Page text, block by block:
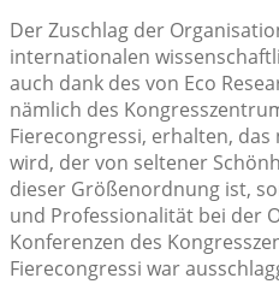
Der Zuschlag der
internationalen
auch dank des von Eco
nämlich des
Fierecongressi, erhalten,
wird, der von seltener
dieser Größenordnung ist,
und Professionalität bei der
Konferenzen des
Fierecongressi war